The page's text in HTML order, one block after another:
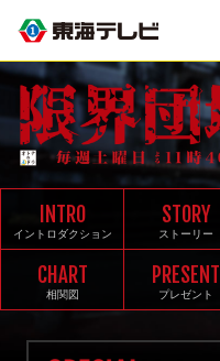
INTRO
イントロダクション
STORY
ストーリー
CHART
相関図
PRESENT
プレゼント